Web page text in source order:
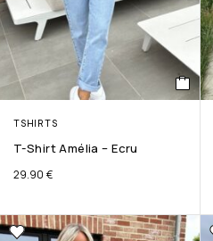
TSHIRTS
T-Shirt Amélia – Ecru
29.90 €